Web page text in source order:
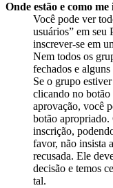
Onde estão e como
Você pode ver
usuários” em seu
inscrever-se em
Nem todos os
fechados e
Se o grupo
clicando no botão
aprovação, você
botão apropriado.
inscrição,
favor, não insista
recusada. Ele
decisão e temos
tal.